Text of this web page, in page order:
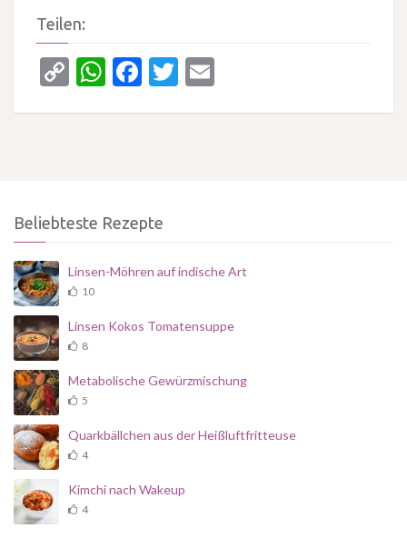
Teilen:
CopyWhatsApp
Facebook
Twitter
Beliebteste Rezepte
Linsen-Möhren auf indische Art
10
Linsen Kokos Tomatensuppe
8
Metabolische Gewürzmischung
5
Quarkbällchen aus der Heißluftfritteuse
4
Kimchi nach Wakeup
4